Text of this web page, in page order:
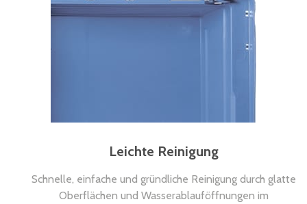
Leichte Reinigung
Schnelle, einfache und gründliche Reinigung durch glatte
Oberflächen und Wasserablauföffnungen im